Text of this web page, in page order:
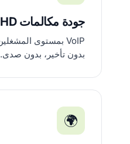
جودة مكالمات HD
بدون تأخير، بدون صدى.
🌍